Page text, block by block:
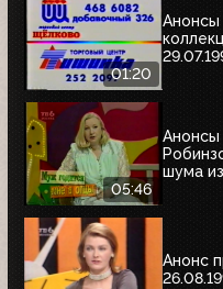
01:20
05:46
Анонсы
шума
Анонс